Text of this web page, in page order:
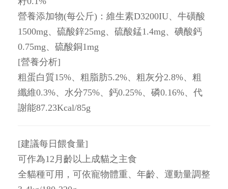
營養添加物(每公斤)：維生素D3200IU、牛磺酸
1500mg、硫酸鋅25mg、硫酸錳1.4mg、碘酸鈣
0.75mg、硫酸銅1mg
[營養分析]
粗蛋白質15%、粗脂肪5.2%、粗灰分2.8%、粗
纖維0.3%、水分75%、鈣0.25%、磷0.16%、代
謝能87.23Kcal/85g
[建議每日餵食量]
可作為12月齡以上成貓之主食
全貓種可用，可依寵物體重、年齡、運動量調整